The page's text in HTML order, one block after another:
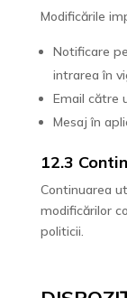
Modificările
Notificare
intrarea în
Email către
Mesaj în
12.3
Continuarea
modificărilor
politicii.